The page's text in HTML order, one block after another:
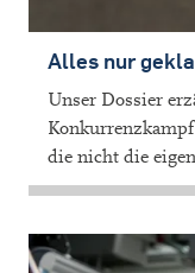
Alles nur
Unser Dossier
die nicht die